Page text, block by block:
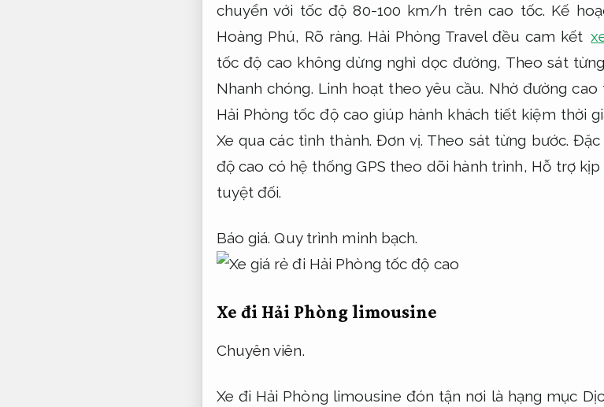
chuyển với tốc độ 80-100 km/h trên cao tốc. Kế
Hoàng Phú, Rõ ràng. Hải Phòng Travel đều cam kết
tốc độ cao không dừng nghỉ dọc đường, Theo sát
Nhanh chóng. Linh hoạt theo yêu cầu. Nhờ đường cao
Hải Phòng tốc độ cao giúp hành khách tiết kiệm thời
Xe qua các tỉnh thành.Đơn vị. Theo sát từng bước. Đặc
độ cao có hệ thống GPS theo dõi hành trình, Hỗ trợ kịp
tuyệt đối.
Báo giá. Quy trình minh bạch.
Xe đi Hải Phòng limousine
Chuyên viên.
Xe đi Hải Phòng limousine đón tận nơi là hạng mục